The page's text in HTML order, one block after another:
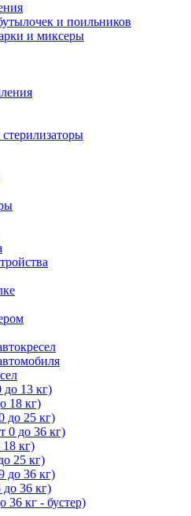
и поильников
и миксеры
до 13 кг)
18 кг)
до 25 кг)
0 до 36 кг)
кг)
25 кг)
до 36 кг)
до 36 кг)
36 кг - бустер)